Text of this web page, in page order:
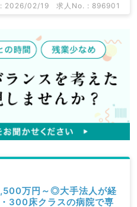
: 2026/02/19 求人No. : 896901
万円～◎大手法人が経
300床クラスの病院で専